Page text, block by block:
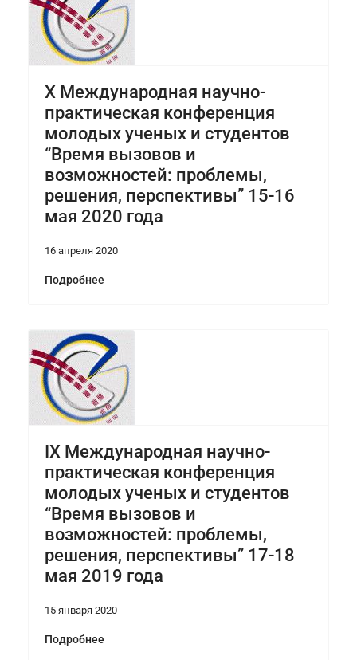
X Международная научно-
практическая конференция
молодых ученых и студентов
“Время вызовов и
возможностей: проблемы,
решения, перспективы” 15-16
мая 2020 года
16 апреля 2020
Подробнее
IX Международная научно-
практическая конференция
молодых ученых и студентов
“Время вызовов и
возможностей: проблемы,
решения, перспективы” 17-18
мая 2019 года
15 января 2020
Подробнее